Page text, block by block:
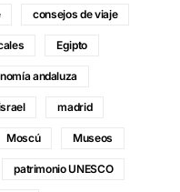
consejos de viaje
Egipto
andaluza
madrid
Moscú Museos
patrimonio UNESCO